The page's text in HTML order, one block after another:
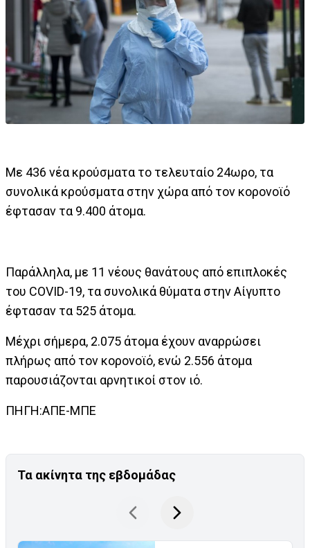
Με 436 νέα κρούσματα το τελευταίο 24ωρο, τα
συνολικά κρούσματα στην χώρα από τον κορονοϊό
έφτασαν τα 9.400 άτομα.
Παράλληλα, με 11 νέους θανάτους από επιπλοκές
του COVID-19, τα συνολικά θύματα στην Αίγυπτο
έφτασαν τα 525 άτομα.
Μέχρι σήμερα, 2.075 άτομα έχουν αναρρώσει
πλήρως από τον κορονοϊό, ενώ 2.556 άτομα
παρουσιάζονται αρνητικοί στον ιό.
ΠΗΓΗ:ΑΠΕ-ΜΠΕ
Τα ακίνητα της εβδομάδας